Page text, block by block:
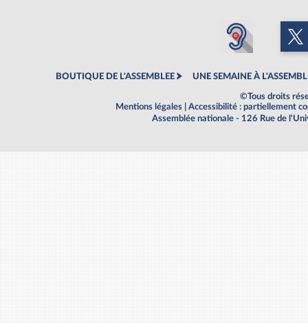
BOUTIQUE DE L'ASSEMBLEE UNE SEMAINE À
©Tous droits
Mentions légales
Accessibilité : partiellement
Assemblée nationale - 126 Rue de